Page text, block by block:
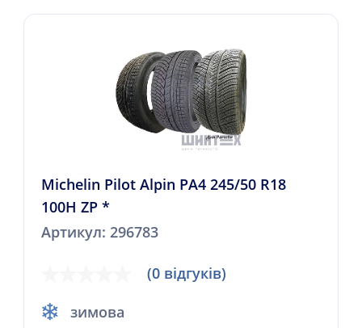
Michelin Pilot Alpin PA4 245/50 R18
100H ZP *
Артикул: 296783
(0 відгуків)
зимова